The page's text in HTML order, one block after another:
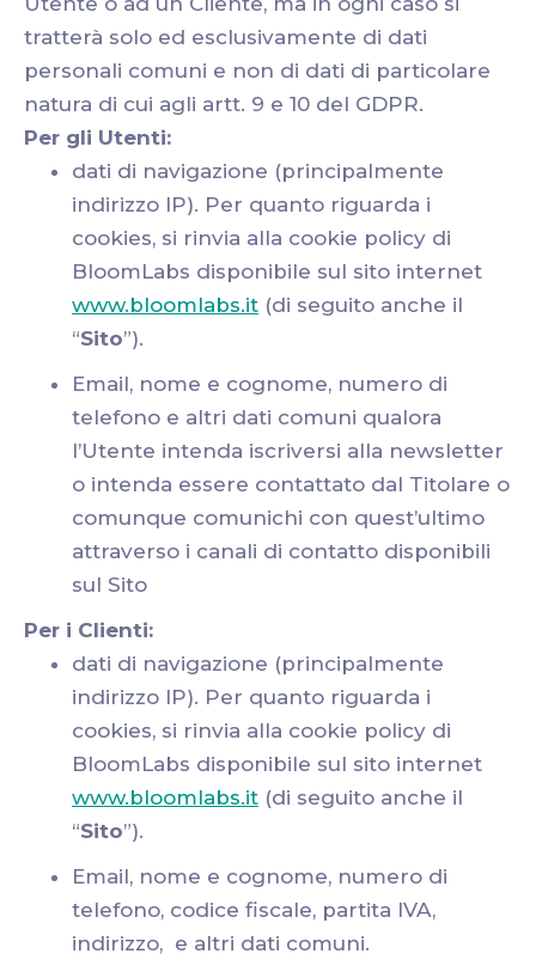
tratterà solo ed esclusivamente di dati
personali comuni e non di dati di particolare
natura di cui agli artt. 9 e 10 del GDPR.
Per gli Utenti:
dati di navigazione (principalmente
indirizzo IP). Per quanto riguarda i
cookies, si rinvia alla cookie policy di
BloomLabs disponibile sul sito internet
www.bloomlabs.it (di seguito anche il
“Sito”).
Email, nome e cognome, numero di
telefono e altri dati comuni qualora
l’Utente intenda iscriversi alla newsletter
o intenda essere contattato dal Titolare o
comunque comunichi con quest’ultimo
attraverso i canali di contatto disponibili
sul Sito
Per i Clienti:
dati di navigazione (principalmente
indirizzo IP). Per quanto riguarda i
cookies, si rinvia alla cookie policy di
BloomLabs disponibile sul sito internet
www.bloomlabs.it (di seguito anche il
“Sito”).
Email, nome e cognome, numero di
telefono, codice fiscale, partita IVA,
indirizzo, e altri dati comuni.